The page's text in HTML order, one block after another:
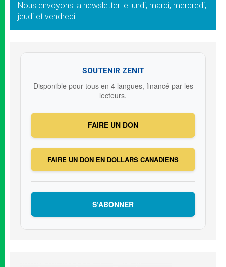
Nous envoyons la newsletter le lundi, mardi, mercredi,
jeudi et vendredi
SOUTENIR ZENIT
Disponible pour tous en 4 langues, financé par les
lecteurs.
FAIRE UN DON
FAIRE UN DON EN DOLLARS CANADIENS
S’ABONNER